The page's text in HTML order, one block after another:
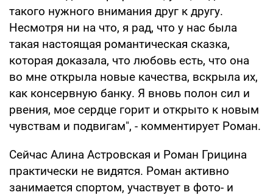
такого нужного внимания друг к другу.
Несмотря ни на что, я рад, что у нас была
такая настоящая романтическая сказка,
которая доказала, что любовь есть, что она
во мне открыла новые качества, вскрыла их,
как консервную банку. Я вновь полон сил и
рвения, мое сердце горит и открыто к новым
чувствам и подвигам", - комментирует Роман.
Сейчас Алина Астровская и Роман Грицина
практически не видятся. Роман активно
занимается спортом, участвует в фото- и